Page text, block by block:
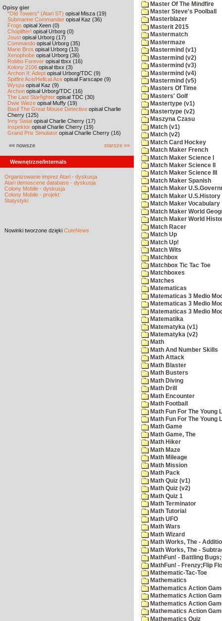
Opisy gier
"Old Towers" (Atari ST) opisał Misza (19)
Submarine Commander opisał Kaz (36)
Frogs opisał Xeen (0)
Choplifter! opisał Urborg (0)
Joust opisał Urborg (17)
Commando opisał Urborg (35)
Mario Bros opisał Urborg (13)
Xenophobe opisał Urborg (36)
Robbo Forever opisał tbxx (16)
Kolony 2106 opisał tbxx (3)
Archon II: Adept opisał Urborg/TDC (9)
Spitfire Ace/Hellcat Ace opisał Farscape (9)
Wyspa opisał Kaz (9)
Archon opisał Urborg/TDC (16)
The Last Starfighter opisał TDC (30)
Dwie Wieże opisał Muffy (19)
Basil The Great Mouse Detective opisał Charlie
Cherry (125)
Inny Świat opisał Charlie Cherry (17)
Inspektor opisał Charlie Cherry (19)
Grand Prix Simulator opisał Charlie Cherry (16)
«« nowsze starsze »»
Wewnętrzne/Internals
Organizowanie imprez Atari - dyskusja
Atari demoscene database - dyskusja
Colony Mobile - dyskusja
Colony Mobile - projekt
Statystyki
Nowinki tworzone dzięki CuteNews
Master Of The Mindfire
Master Steve's Poolball
Masterblazer
Masterit 2015
Mastermatch
Mastermaze
Mastermind (v1)
Mastermind (v2)
Mastermind (v3)
Mastermind (v4)
Mastermind (v5)
Masters Of Time
Masters' Golf
Mastertype (v1)
Mastertype (v2)
Maszyna Czasu
Match (v1)
Match (v2)
Match Card Hockey
Match Maker French
Match Maker Science I
Match Maker Science II
Match Maker Science III
Match Maker Spanish
Match Maker
Match Maker U.S.History
Match Maker Vocabulary
Match Maker World
Match Maker World
Match Racer
Match Up
Match Up!
Match Wits
Matchbox
Matchbox Tic Tac Toe
Matchboxes
Matches
Matematicas
Matematicas 3 Medio
Matematicas 3 Medio
Matematicas 3 Medio
Matematika
Matematyka (v1)
Matematyka (v2)
Math
Math And Number Skills
Math Attack
Math Blaster
Math Busters
Math Diving
Math Drill
Math Encounter
Math Football
Math Fun For The Young
Math Fun For The Young
Math Game
Math Game, The
Math Hiker
Math Maze
Math Mileage
Math Mission
Math Pack
Math Quiz (v1)
Math Quiz (v2)
Math Quiz 1
Math Terminator
Math Tutorial
Math UFO
Math Wars
Math Wizard
Math Works, The -
Math Works, The -
MathFun! - Battling
MathFun! - Frenzy;Flip
Mathematic-Tac-Toe
Mathematics
Mathematics Action
Mathematics Action
Mathematics Action
Mathematics Action
Mathematics Quiz